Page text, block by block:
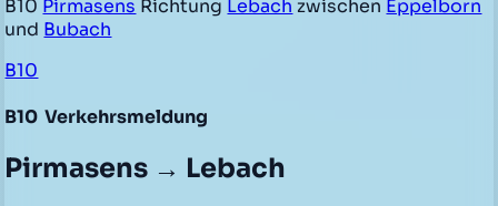
B10 Pirmasens Richtung Lebach zwischen Eppelborn
und Bubach
B10
B10 Verkehrsmeldung
Pirmasens → Lebach